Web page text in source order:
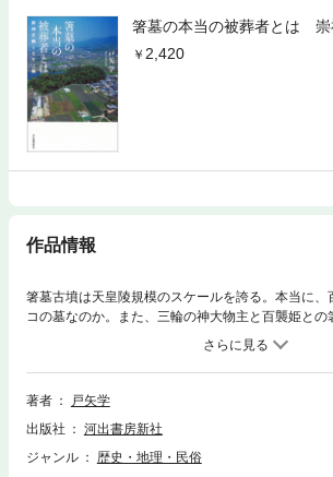
箸墓の本当の被葬者とは 崇
2,420
作品情報
箸墓古墳は天皇陵規模のスケールを誇る。本当に、
コの墓なのか。また、三輪の神大物主と百襲姫との
くのか。崇神朝のヤマト建国を補助線に迫る。
著者
戸矢学
出版社
河出書房新社
ジャンル
歴史・地理・民俗